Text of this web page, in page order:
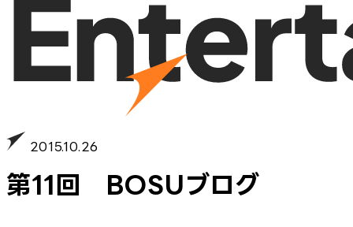
2015.10.26
第11回 BOSUブログ